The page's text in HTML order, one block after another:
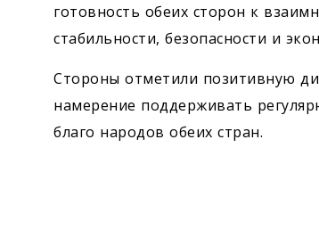
готовность обеих сторон к
стабильности, безопасности и
Стороны отметили позитивную
намерение поддерживать
благо народов обеих стран.